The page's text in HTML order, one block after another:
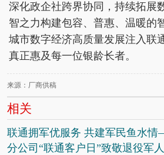
深化政企社跨界协同，持续拓展
智之力构建包容、普惠、温暖的
城市数字经济高质量发展注入联
真正惠及每一位银龄长者。
来源：厂商供稿
相关
联通拥军优服务 共建军民鱼水
分公司“联通客户日”致敬退役军人